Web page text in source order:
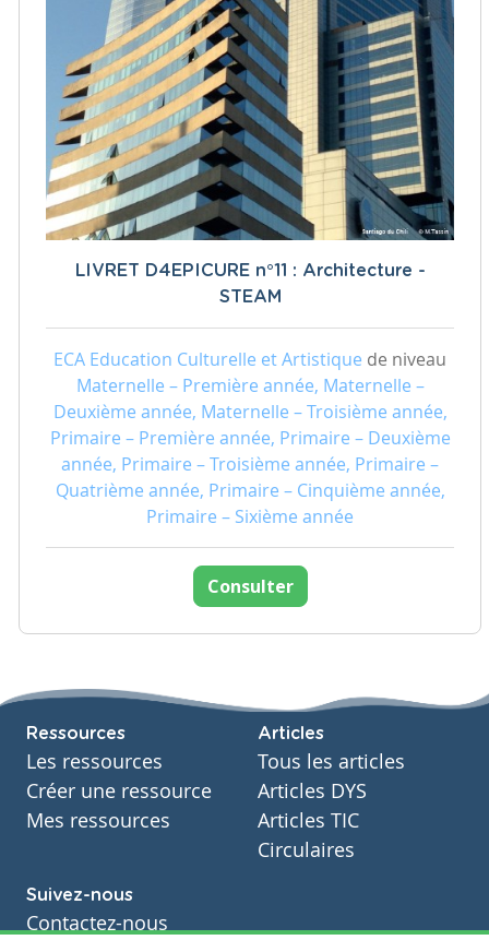
LIVRET D4EPICURE n°11 : Architecture -
STEAM
ECA Education Culturelle et Artistique de niveau
Maternelle – Première année, Maternelle –
Deuxième année, Maternelle – Troisième année,
Primaire – Première année, Primaire – Deuxième
année, Primaire – Troisième année, Primaire –
Quatrième année, Primaire – Cinquième année,
Primaire – Sixième année
Consulter
Ressources
Les ressources
Créer une ressource
Mes ressources
Articles
Tous les articles
Articles DYS
Articles TIC
Circulaires
Suivez-nous
Contactez-nous